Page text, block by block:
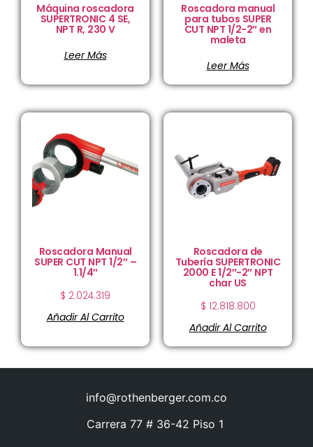
Máquina roscadora
SUPERTRONIC 4 SE,
NPT R, 230 V
Leer Más
Roscadora manual
para tubos SUPER
CUT NPT 1/2-2″ en
maleta
Leer Más
Roscadora Manual
SUPER CUT NPT 1/2″ –
1.1/4″
$ 2.024.319
Añadir Al Carrito
Roscadora de
Tubería SUPERTRONIC
2000 E 1/2″-2″ NPT
char US
$ 12.818.800
Añadir Al Carrito
info@rothenberger.com.co
Carrera 77 # 36-42 Piso 1